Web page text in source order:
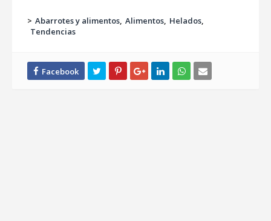
> Abarrotes y alimentos Alimentos Helados
Tendencias